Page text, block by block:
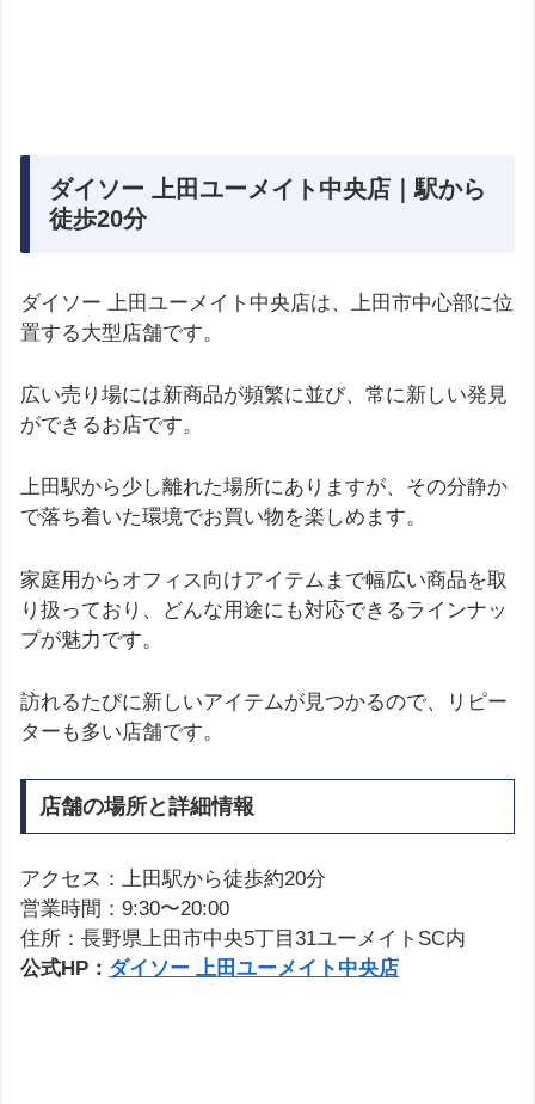
ダイソー 上田ユーメイト中央店｜駅から
徒歩20分
ダイソー 上田ユーメイト中央店は、上田市中心部に位
置する大型店舗です。
広い売り場には新商品が頻繁に並び、常に新しい発見
ができるお店です。
上田駅から少し離れた場所にありますが、その分静か
で落ち着いた環境でお買い物を楽しめます。
家庭用からオフィス向けアイテムまで幅広い商品を取
り扱っており、どんな用途にも対応できるラインナッ
プが魅力です。
訪れるたびに新しいアイテムが見つかるので、リピー
ターも多い店舗です。
店舗の場所と詳細情報
アクセス：上田駅から徒歩約20分
営業時間：9:30〜20:00
住所：長野県上田市中央5丁目31ユーメイトSC内
公式HP： ダイソー 上田ユーメイト中央店